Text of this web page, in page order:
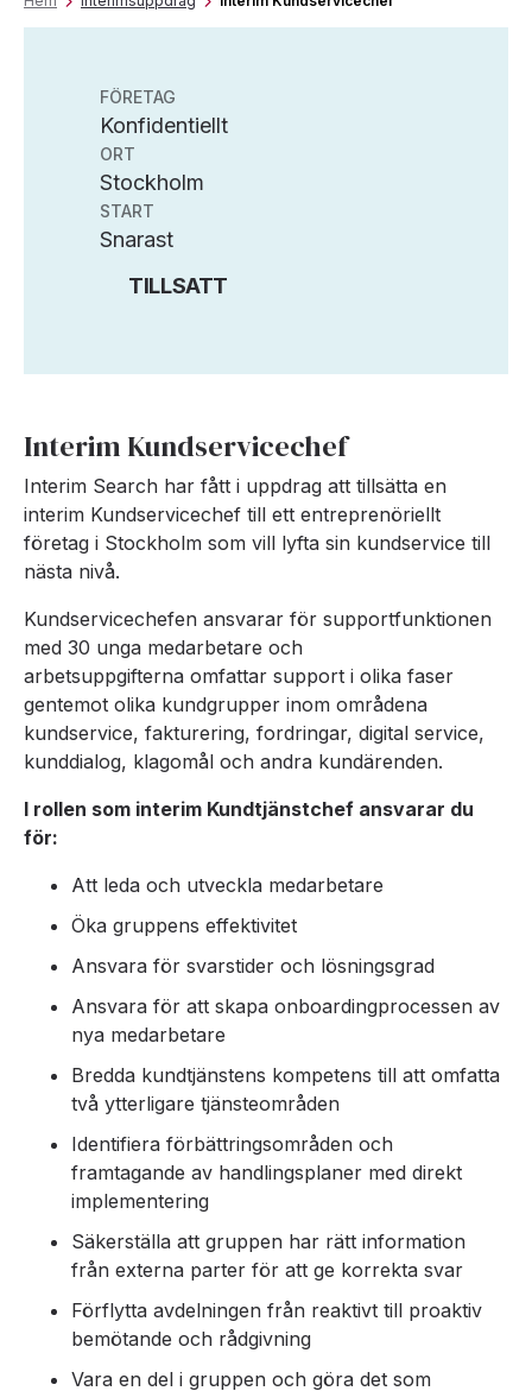
FÖRETAG
Konfidentiellt
ORT
Stockholm
START
Snarast
TILLSATT
Interim Kundservicechef
Interim Search har fått i uppdrag att tillsätta en
interim Kundservicechef till ett entreprenöriellt
företag i Stockholm som vill lyfta sin kundservice till
nästa nivå.
Kundservicechefen ansvarar för supportfunktionen
med 30 unga medarbetare och
arbetsuppgifterna omfattar support i olika faser
gentemot olika kundgrupper inom områdena
kundservice, fakturering, fordringar, digital service,
kunddialog, klagomål och andra kundärenden.
I rollen som interim Kundtjänstchef ansvarar du
för:
Att leda och utveckla medarbetare
Öka gruppens effektivitet
Ansvara för svarstider och lösningsgrad
Ansvara för att skapa onboardingprocessen av
nya medarbetare
Bredda kundtjänstens kompetens till att omfatta
två ytterligare tjänsteområden
Identifiera förbättringsområden och
framtagande av handlingsplaner med direkt
implementering
Säkerställa att gruppen har rätt information
från externa parter för att ge korrekta svar
Förflytta avdelningen från reaktivt till proaktiv
bemötande och rådgivning
Vara en del i gruppen och göra det som